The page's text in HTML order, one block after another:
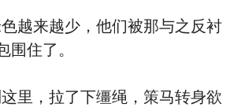
来越少，他们被那与之反衬
围住了。
，拉了下缰绳，策马转身欲